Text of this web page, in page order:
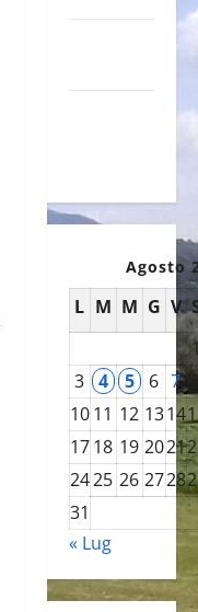
Agosto
L M M G V
3 4 5 6 7
10 11 12 1314
17 18 19 2021
2425 26 2728
31
« Lug